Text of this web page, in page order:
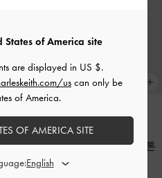
신상품
카이 사이드 포켓 숄더백-
스톤
States of America site
are displayed in US $.
us can only be
of America.
OF AMERICA SITE